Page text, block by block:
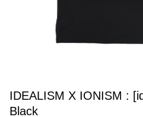
IDEALISM X IONISM :
Black